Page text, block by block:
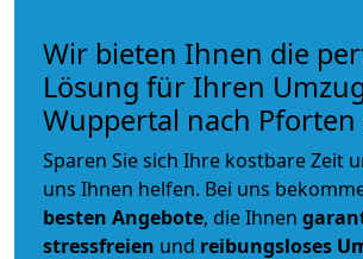
Wir bieten Ihnen die
Lösung für Ihren
Wuppertal nach Pforten
Sparen Sie sich Ihre kostbare Zeit
uns Ihnen helfen. Bei uns
besten Angebote, die Ihnen
stressfreien und reibungsloses